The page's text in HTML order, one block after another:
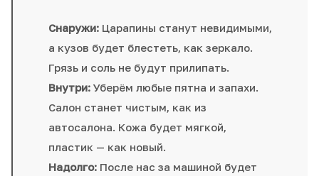
Снаружи: Царапины станут невидимыми,
а кузов будет блестеть, как зеркало.
Грязь и соль не будут прилипать.
Внутри: Уберём любые пятна и запахи.
Салон станет чистым, как из
автосалона. Кожа будет мягкой,
пластик — как новый.
Надолго: После нас за машиной будет